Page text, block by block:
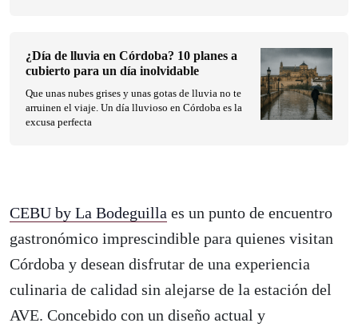
CEBU by La Bodeguilla es un punto de encuentro
gastronómico imprescindible para quienes visitan
Córdoba y desean disfrutar de una experiencia
culinaria de calidad sin alejarse de la estación del
AVE. Concebido con un diseño actual y
¿Día de lluvia en Córdoba? 10 planes a
cubierto para un día inolvidable
Que unas nubes grises y unas gotas de lluvia no te
arruinen el viaje. Un día lluvioso en Córdoba es la
excusa perfecta